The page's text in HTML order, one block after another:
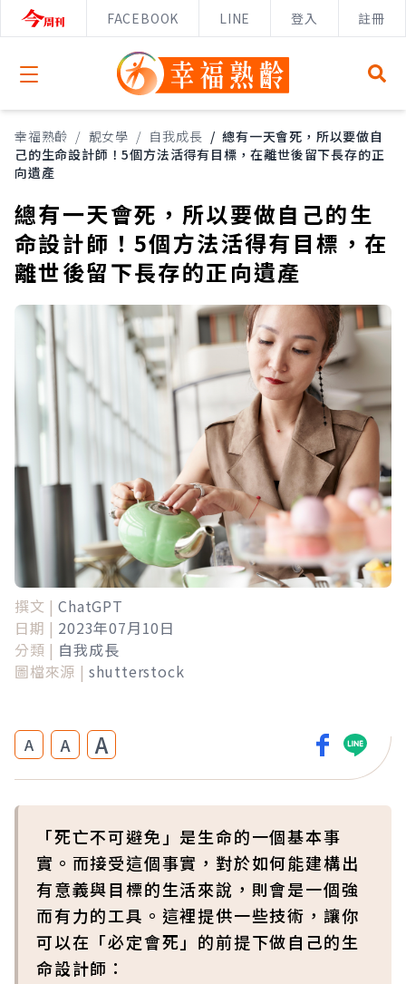
FACEBOOK LINE 登入 註冊
Open menu
幸福熟齡 / 靚女學 / 自我成長 / 總有一天會死，所以要做自
己的生命設計師！5個方法活得有目標，在離世後留下長存的正
向遺產
總有一天會死，所以要做自己的生
命設計師！5個方法活得有目標，在
離世後留下長存的正向遺產
撰文 | ChatGPT
日期 | 2023年07月10日
分類 | 自我成長
圖檔來源 | shutterstock
A A A
「死亡不可避免」是生命的一個基本事
實。而接受這個事實，對於如何能建構出
有意義與目標的生活來說，則會是一個強
而有力的工具。這裡提供一些技術，讓你
可以在「必定會死」的前提下做自己的生
命設計師：